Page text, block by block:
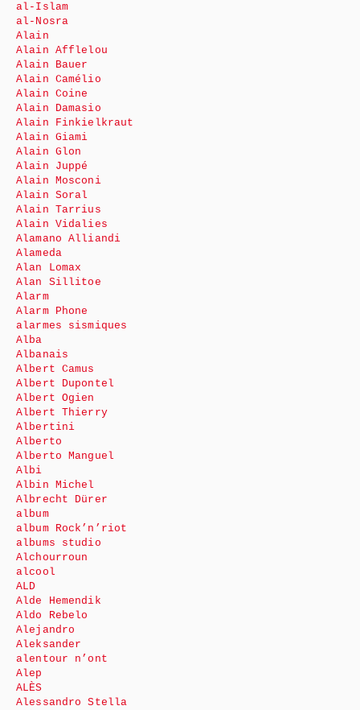
al-Islam
al-Nosra
Alain
Alain Afflelou
Alain Bauer
Alain Camélio
Alain Coine
Alain Damasio
Alain Finkielkraut
Alain Giami
Alain Glon
Alain Juppé
Alain Mosconi
Alain Soral
Alain Tarrius
Alain Vidalies
Alamano Alliandi
Alameda
Alan Lomax
Alan Sillitoe
Alarm
Alarm Phone
alarmes sismiques
Alba
Albanais
Albert Camus
Albert Dupontel
Albert Ogien
Albert Thierry
Albertini
Alberto
Alberto Manguel
Albi
Albin Michel
Albrecht Dürer
album
album Rock’n’riot
albums studio
Alchourroun
alcool
ALD
Alde Hemendik
Aldo Rebelo
Alejandro
Aleksander
alentour n’ont
Alep
ALÈS
Alessandro Stella